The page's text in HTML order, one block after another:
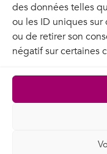
des données telles
ou les ID uniques
ou de retirer son
négatif sur certaines
et